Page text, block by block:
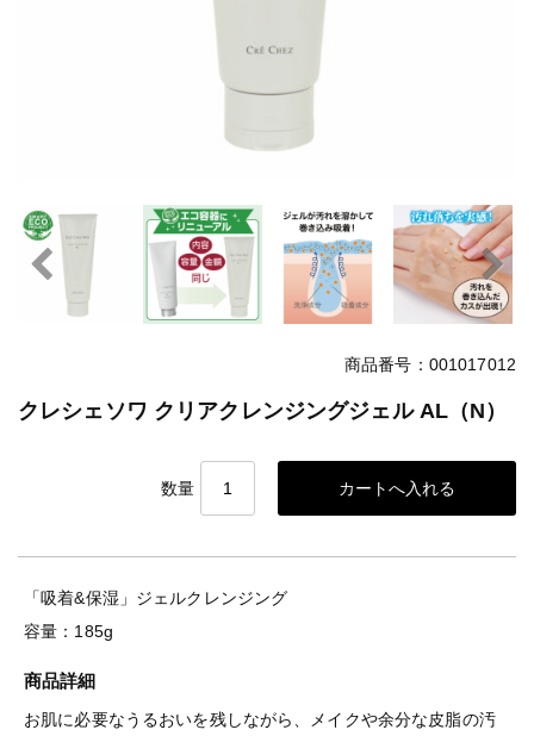
商品番号：001017012
クレシェソワ クリアクレンジングジェル AL（N）
数量
「吸着&保湿」ジェルクレンジング
容量：185g
商品詳細
お肌に必要なうるおいを残しながら、メイクや余分な皮脂の汚